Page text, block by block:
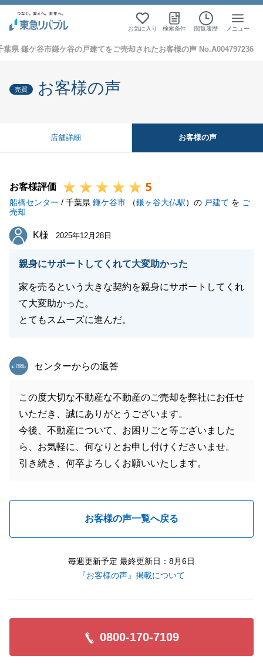
お気に入り 検索条件 閲覧履歴 メニュー
葉県 鎌ケ谷市鎌ケ谷の戸建てをご売却されたお客様の声 No.A004797236
売買 お客様の声
店舗詳細 お客様の声
お客様評価 5
船橋センター / 千葉県 鎌ケ谷市 （鎌ヶ谷大仏駅）の 戸建て を ご
売却
K様
K様 2025年12月28日
親身にサポートしてくれて大変助かった
家を売るという大きな契約を親身にサポートしてくれ
て大変助かった。
とてもスムーズに進んだ。
東急リバブル
センターからの返答
この度大切な不動産な不動産のご売却を弊社にお任せ
いただき、誠にありがとうございます。
今後、不動産について、お困りごと等ございました
ら、お気軽に、何なりとお申し付けくださいませ。
引き続き、何卒よろしくお願いいたします。
お客様の声一覧へ戻る
毎週更新予定 最終更新日：8月6日
『お客様の声』掲載について
0800-170-7109